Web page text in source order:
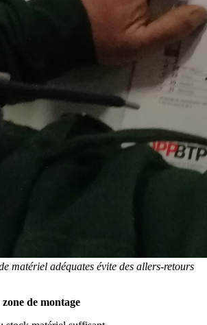
matériel adéquates évite des allers-retours
de montage